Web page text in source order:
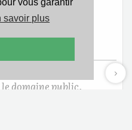
vous garantir
savoir plus
châtiment
à la vie
domaine public.